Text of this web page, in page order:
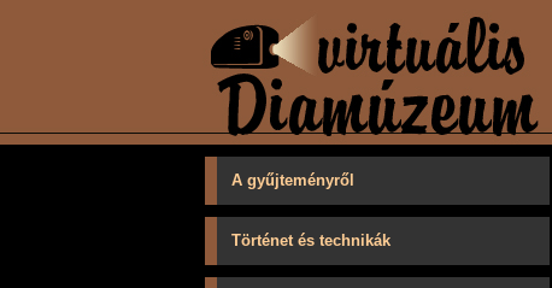
A gyűjteményről
Történet és technikák